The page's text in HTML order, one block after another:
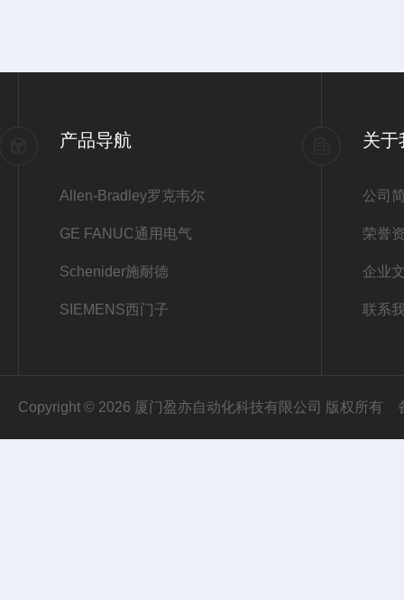
产品导航
Allen-Bradley罗克韦尔
GE FANUC通用电气
Schenider施耐德
SIEMENS西门子
关于
公司
荣誉
企业
联系
Copyright © 2026 厦门盈亦自动化科技有限公司 版权所有